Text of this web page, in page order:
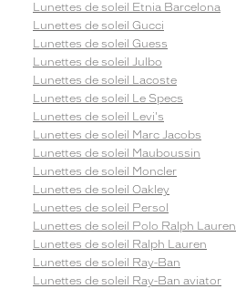
Lunettes de soleil Etnia Barcelona
Lunettes de soleil Gucci
Lunettes de soleil Guess
Lunettes de soleil Julbo
Lunettes de soleil Lacoste
Lunettes de soleil Le Specs
Lunettes de soleil Levi's
Lunettes de soleil Marc Jacobs
Lunettes de soleil Mauboussin
Lunettes de soleil Moncler
Lunettes de soleil Oakley
Lunettes de soleil Persol
Lunettes de soleil Polo Ralph Lauren
Lunettes de soleil Ralph Lauren
Lunettes de soleil Ray-Ban
Lunettes de soleil Ray-Ban aviator